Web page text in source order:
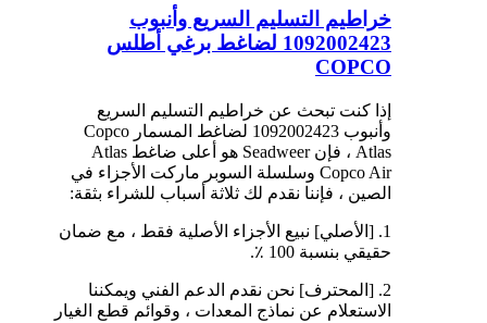
خراطيم التسليم السريع وأنبوب
1092002423 لضاغط برغي أطلس
COPCO
إذا كنت تبحث عن خراطيم التسليم السريع
وأنبوب 1092002423 لضاغط المسمار Copco
Atlas ، فإن Seadweer هو أعلى ضاغط Atlas
Copco Air وسلسلة السوبر ماركت الأجزاء في
الصين ، فإننا نقدم لك ثلاثة أسباب للشراء بثقة:
1. [الأصلي] نبيع الأجزاء الأصلية فقط ، مع ضمان
حقيقي بنسبة 100 ٪.
2. [المحترف] نحن نقدم الدعم الفني ويمكننا
الاستعلام عن نماذج المعدات ، وقوائم قطع الغيار